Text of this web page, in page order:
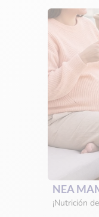
NEA
¡Nutrición